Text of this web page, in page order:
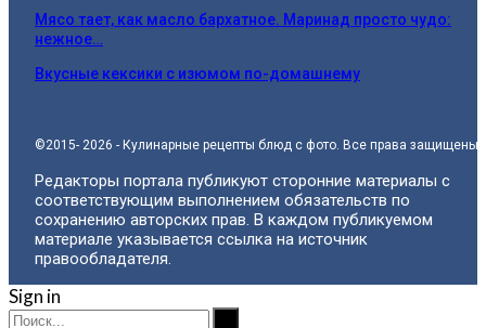
Мясо тает, как масло бархатное. Маринад просто чудо:
нежное…
Вкусные кексики с изюмом по-домашнему
©2015- 2026 - Кулинарные рецепты блюд с фото. Все права защищены.
Редакторы портала публикуют сторонние материалы с
соответствующим выполнением обязательств по
сохранению авторских прав. В каждом публикуемом
материале указывается ссылка на источник
правообладателя.
Sign in